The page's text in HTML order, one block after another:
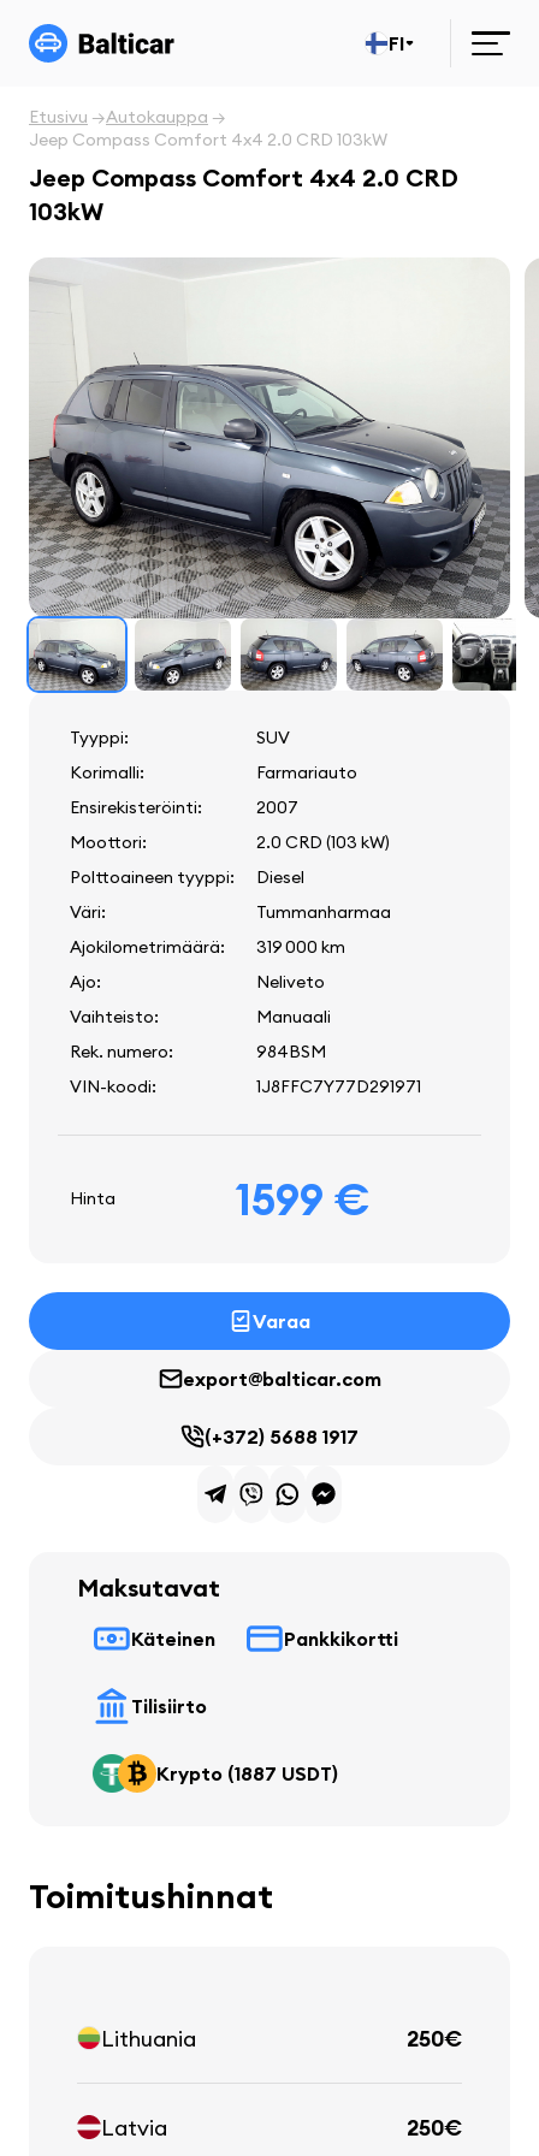
FI
Etusivu
Autokauppa
Jeep Compass Comfort 4x4 2.0 CRD 103kW
Jeep Compass Comfort 4x4 2.0 CRD
103kW
Tyyppi:
SUV
Korimalli:
Farmariauto
Ensirekisteröinti:
2007
Moottori:
2.0 CRD (103 kW)
Polttoaineen tyyppi:
Diesel
Väri:
Tummanharmaa
Ajokilometrimäärä:
319 000 km
Ajo:
Neliveto
Vaihteisto:
Manuaali
Rek. numero:
984BSM
VIN-koodi:
1J8FFC7Y77D291971
Hinta 1599 €
Varaa
export@balticar.com
(+372) 5688 1917
Maksutavat
Käteinen Pankkikortti
Tilisiirto
Krypto (1887 USDT)
Toimitushinnat
Lithuania 250€
Latvia 250€